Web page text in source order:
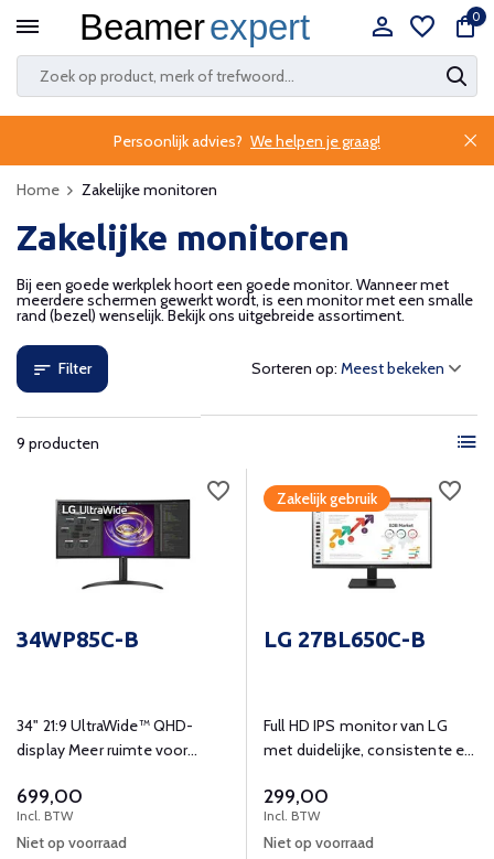
0
Persoonlijk advies? We helpen je graag!
Home Zakelijke monitoren
Zakelijke monitoren
Bij een goede werkplek hoort een goede monitor. Wanneer met
meerdere schermen gewerkt wordt, is een monitor met een smalle
rand (bezel) wenselijk. Bekijk ons uitgebreide assortiment.
Filter
9 producten
Sorteren op:
34WP85C-B
34" 21:9 UltraWide™ QHD-
display Meer ruimte voor
QHD-scherm (resolutie 3440
x 1440, beeldverhouding 21:9)
is ideaal om op te werken
699,00
Incl. BTW
Niet op voorraad
Zakelijk gebruik
LG 27BL650C-B
Full HD IPS monitor van LG
met duidelijke, consistente en
299,00
Incl. BTW
Niet op voorraad